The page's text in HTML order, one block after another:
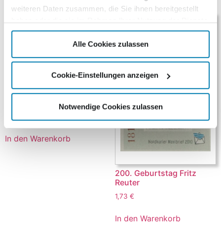
weiteren Daten zusammen, die Sie ihnen bereitgestellt
gesammelt haben.
Alle Cookies zulassen
Cookie-Einstellungen anzeigen
Notwendige Cookies zulassen
Weltkulturerbe Stralsund
In den Warenkorb
200. Geburtstag Fritz
Reuter
1,73 €
In den Warenkorb